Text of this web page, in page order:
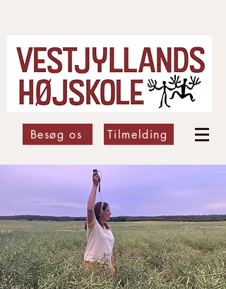
Besøg os Tilmelding